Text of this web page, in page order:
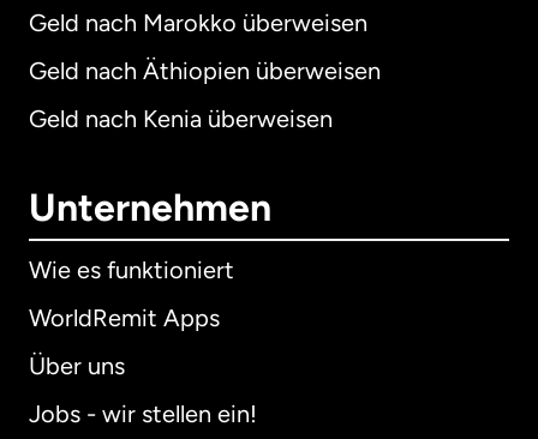
Geld nach Marokko überweisen
Geld nach Äthiopien überweisen
Geld nach Kenia überweisen
Unternehmen
Wie es funktioniert
WorldRemit Apps
Über uns
Jobs - wir stellen ein!